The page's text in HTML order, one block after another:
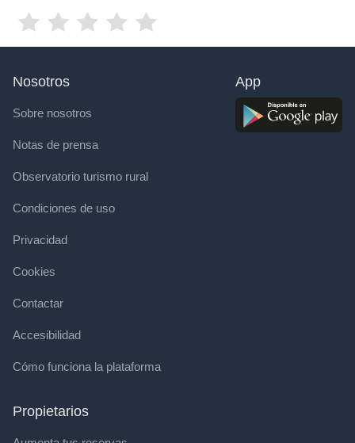
Nosotros
Sobre nosotros
Notas de prensa
Observatorio turismo rural
Condiciones de uso
Privacidad
Cookies
Contactar
Accesibilidad
Cómo funciona la plataforma
Propietarios
App